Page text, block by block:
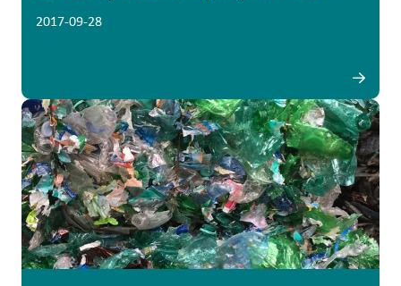
2017-09-28